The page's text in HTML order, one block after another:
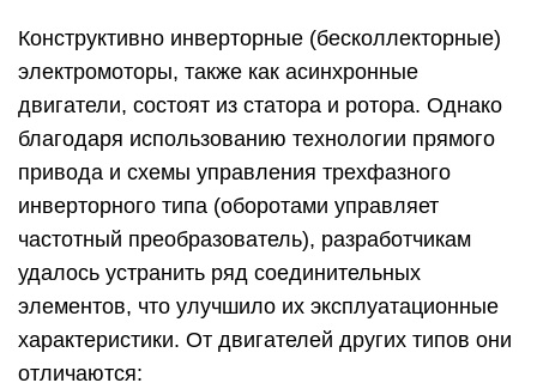
Конструктивно инверторные (бесколлекторные)
электромоторы, также как асинхронные
двигатели, состоят из статора и ротора. Однако
благодаря использованию технологии прямого
привода и схемы управления трехфазного
инверторного типа (оборотами управляет
частотный преобразователь), разработчикам
удалось устранить ряд соединительных
элементов, что улучшило их эксплуатационные
характеристики. От двигателей других типов они
отличаются: